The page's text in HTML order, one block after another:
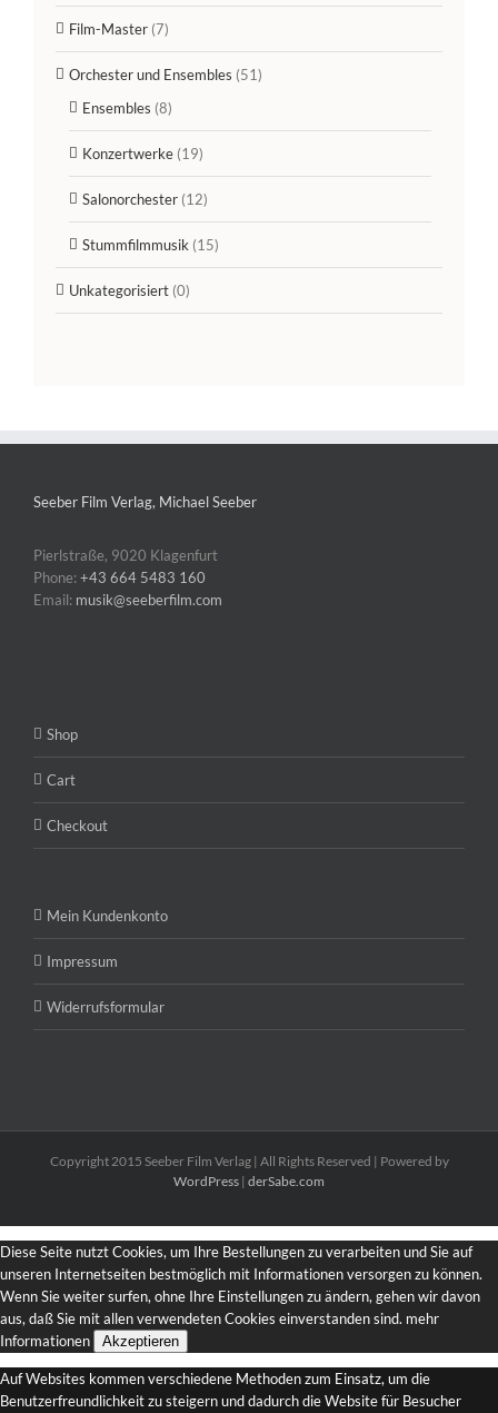
Film-Master (7)
Orchester und Ensembles (51)
Ensembles (8)
Konzertwerke (19)
Salonorchester (12)
Stummfilmmusik (15)
Unkategorisiert (0)
Seeber Film Verlag, Michael Seeber
Pierlstraße, 9020 Klagenfurt
Phone:+43 664 5483 160
Email: musik@seeberfilm.com
Shop
Cart
Checkout
Mein Kundenkonto
Impressum
Widerrufsformular
Copyright 2015 Seeber Film Verlag | All Rights Reserved | Powered by
WordPress | derSabe.com
Diese Seite nutzt Cookies, um Ihre Bestellungen zu verarbeiten und Sie auf
unseren Internetseiten bestmöglich mit Informationen versorgen zu können.
Wenn Sie weiter surfen, ohne Ihre Einstellungen zu ändern, gehen wir davon
aus, daß Sie mit allen verwendeten Cookies einverstanden sind. mehr
Informationen
Akzeptieren
Auf Websites kommen verschiedene Methoden zum Einsatz, um die
Benutzerfreundlichkeit zu steigern und dadurch die Website für Besucher